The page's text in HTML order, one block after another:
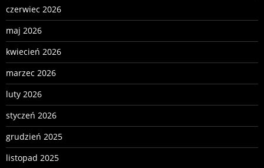
czerwiec 2026
maj 2026
kwiecień 2026
marzec 2026
luty 2026
styczeń 2026
grudzień 2025
listopad 2025